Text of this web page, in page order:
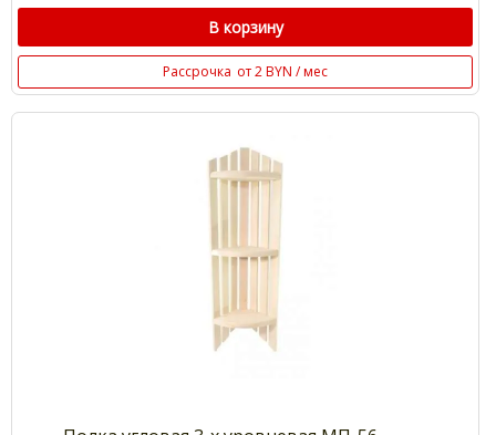
В корзину
Рассрочка от 2 BYN / мес